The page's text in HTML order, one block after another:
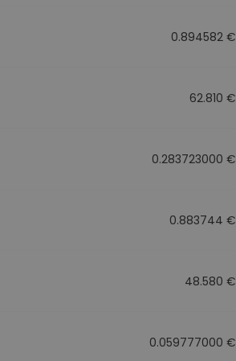
0.894582 €
62.810 €
0.283723000 €
0.883744 €
48.580 €
0.059777000 €